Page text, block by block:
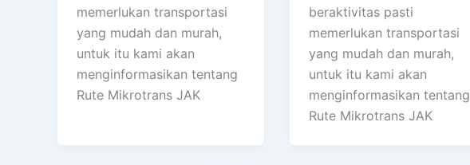
memerlukan transportasi
yang mudah dan murah,
untuk itu kami akan
menginformasikan tentang
Rute Mikrotrans JAK
beraktivitas pasti
memerlukan transportasi
yang mudah dan murah,
untuk itu kami akan
menginformasikan tentang
Rute Mikrotrans JAK